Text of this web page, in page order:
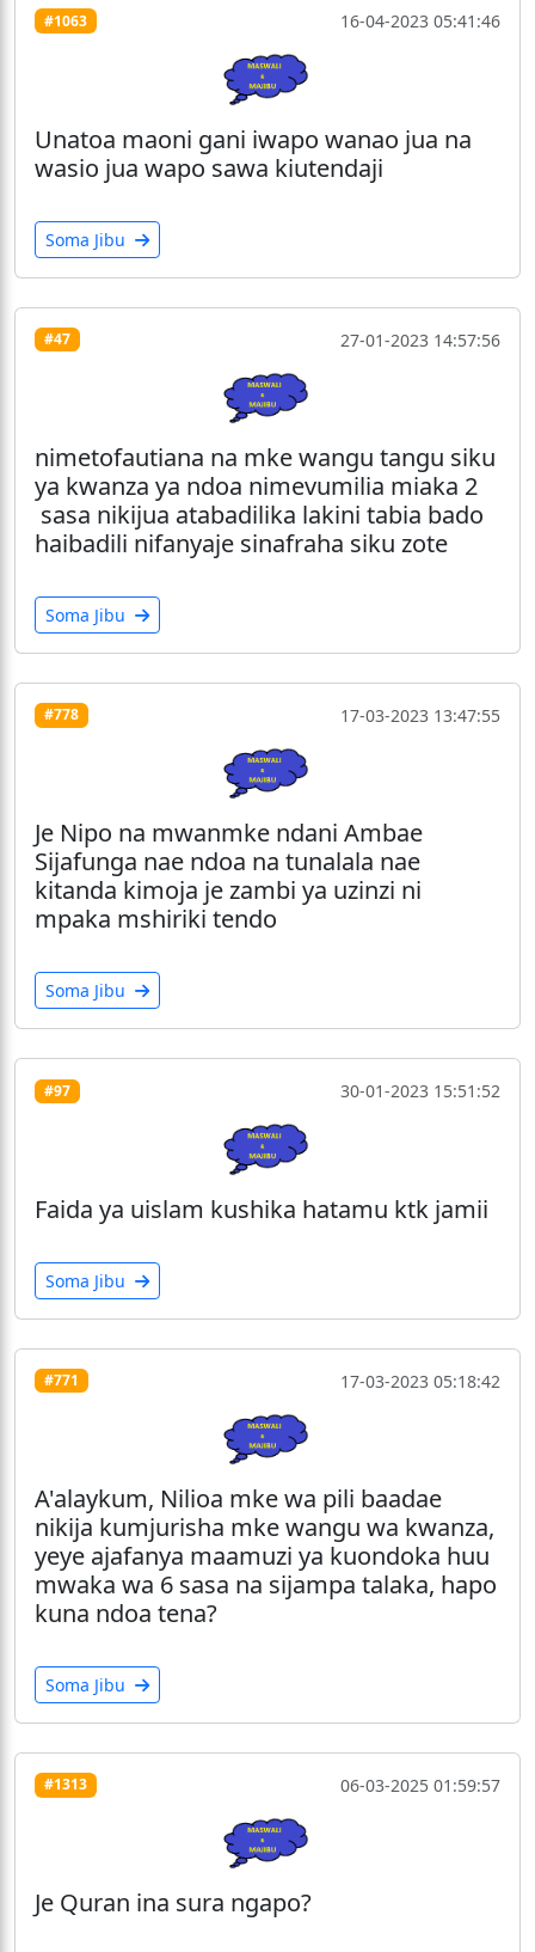
#1063 16-04-2023 05:41:46
Unatoa maoni gani iwapo wanao jua na
wasio jua wapo sawa kiutendaji
Soma Jibu
#47 27-01-2023 14:57:56
nimetofautiana na mke wangu tangu siku
ya kwanza ya ndoa nimevumilia miaka 2
sasa nikijua atabadilika lakini tabia bado
haibadili nifanyaje sinafraha siku zote
Soma Jibu
#778 17-03-2023 13:47:55
Je Nipo na mwanmke ndani Ambae
Sijafunga nae ndoa na tunalala nae
kitanda kimoja je zambi ya uzinzi ni
mpaka mshiriki tendo
Soma Jibu
#97 30-01-2023 15:51:52
Faida ya uislam kushika hatamu ktk jamii
Soma Jibu
#771 17-03-2023 05:18:42
A'alaykum, Nilioa mke wa pili baadae
nikija kumjurisha mke wangu wa kwanza,
yeye ajafanya maamuzi ya kuondoka huu
mwaka wa 6 sasa na sijampa talaka, hapo
kuna ndoa tena?
Soma Jibu
#1313 06-03-2025 01:59:57
Je Quran ina sura ngapo?